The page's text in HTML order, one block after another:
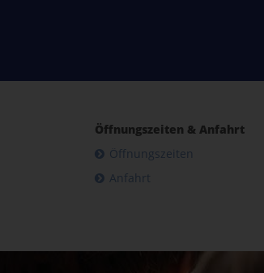
Öffnungszeiten & Anfahrt
Öffnungszeiten
Anfahrt